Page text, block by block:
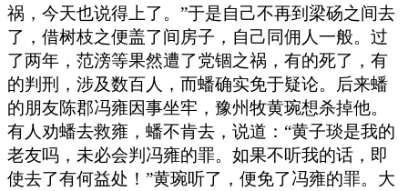
祸，今天也说得上了。”于是自己不再到梁砀之间去
了，借树枝之便盖了间房子，自己同佣人一般。过
了两年，范滂等果然遭了党锢之祸，有的死了，有
的判刑，涉及数百人，而蟠确实免于疑论。后来蟠
的朋友陈郡冯雍因事坐牢，豫州牧黄琬想杀掉他。
有人劝蟠去救雍，蟠不肯去，说道：“黄子琰是我的
老友吗，未必会判冯雍的罪。如果不听我的话，即
使去了有何益处！”黄琬听了，便免了冯雍的罪。大